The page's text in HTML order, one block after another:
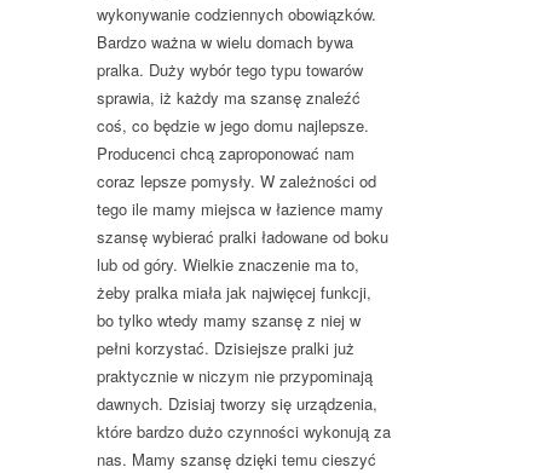
wykonywanie codziennych obowiązków.
Bardzo ważna w wielu domach bywa
pralka. Duży wybór tego typu towarów
sprawia, iż każdy ma szansę znaleźć
coś, co będzie w jego domu najlepsze.
Producenci chcą zaproponować nam
coraz lepsze pomysły. W zależności od
tego ile mamy miejsca w łazience mamy
szansę wybierać pralki ładowane od boku
lub od góry. Wielkie znaczenie ma to,
żeby pralka miała jak najwięcej funkcji,
bo tylko wtedy mamy szansę z niej w
pełni korzystać. Dzisiejsze pralki już
praktycznie w niczym nie przypominają
dawnych. Dzisiaj tworzy się urządzenia,
które bardzo dużo czynności wykonują za
nas. Mamy szansę dzięki temu cieszyć